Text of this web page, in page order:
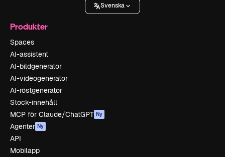
Svenska
Produkter
Spaces
AI-assistent
AI-bildgenerator
AI-videogenerator
AI-röstgenerator
Stock-innehåll
MCP för Claude/ChatGPT Ny
Agenter Ny
API
Mobilapp